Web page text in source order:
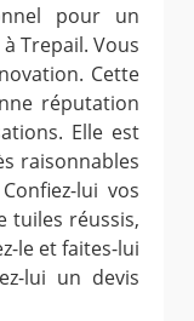
pour un
Trepail. Vous
Cette
réputation
Elle est
raisonnables
lui vos
tuiles réussis,
le et faites-lui
lui un devis